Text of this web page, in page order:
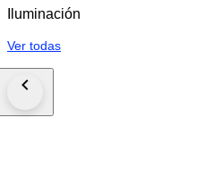
Iluminación
Ver todas